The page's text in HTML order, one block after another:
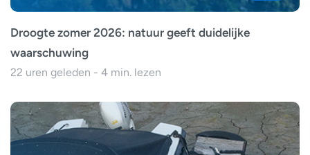
Droogte zomer 2026: natuur geeft duidelijke
waarschuwing
22 uren geleden - 4 min. lezen